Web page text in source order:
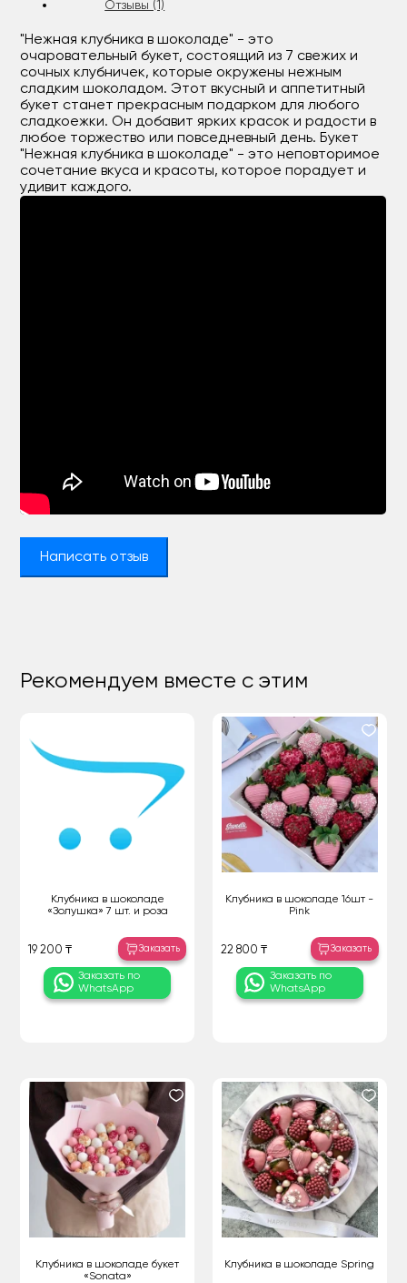
Отзывы (1)
"Нежная клубника в шоколаде" - это
очаровательный букет, состоящий из 7 свежих и
сочных клубничек, которые окружены нежным
сладким шоколадом. Этот вкусный и аппетитный
букет станет прекрасным подарком для любого
сладкоежки. Он добавит ярких красок и радости в
любое торжество или повседневный день. Букет
"Нежная клубника в шоколаде" - это неповторимое
сочетание вкуса и красоты, которое порадует и
удивит каждого.
Написать отзыв
Рекомендуем вместе с этим
Клубника в шоколаде
«Золушка» 7 шт. и роза
19 200 ₸ Заказать
Заказать по
WhatsApp
Клубника в шоколаде 16шт -
Pink
22 800 ₸ Заказать
Заказать по
WhatsApp
Клубника в шоколаде букет
«Sonata»
Клубника в шоколаде Spring